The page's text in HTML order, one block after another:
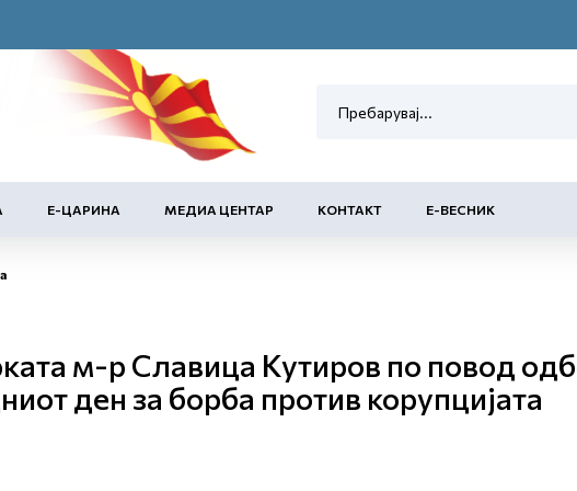
Е-ЦАРИНА МЕДИА ЦЕНТАР КОНТАКТ Е-ВЕСНИК
м-р Славица Кутиров по повод
ден за борба против корупцијата